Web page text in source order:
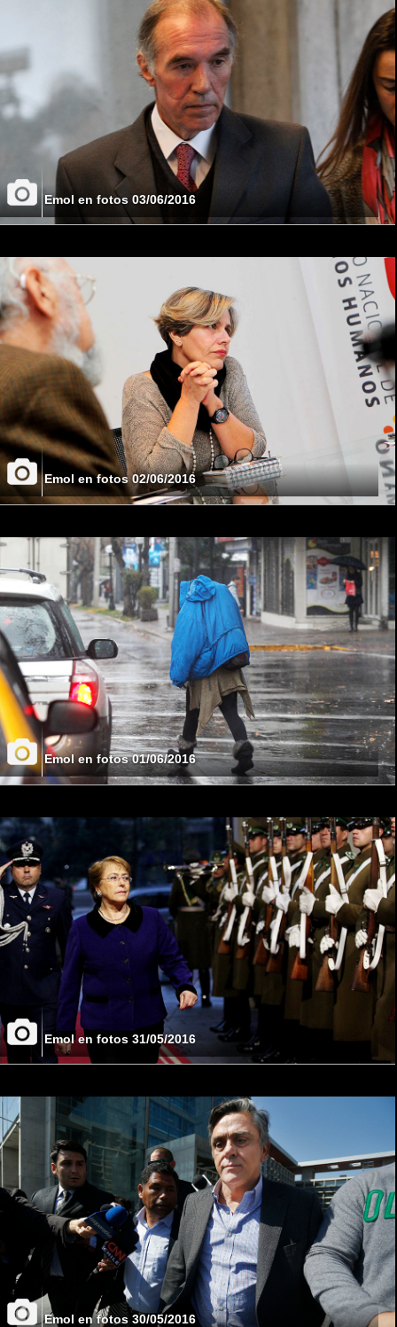
Emol en fotos 03/06/2016
Emol en fotos 02/06/2016
Emol en fotos 01/06/2016
Emol en fotos 31/05/2016
Emol en fotos 30/05/2016